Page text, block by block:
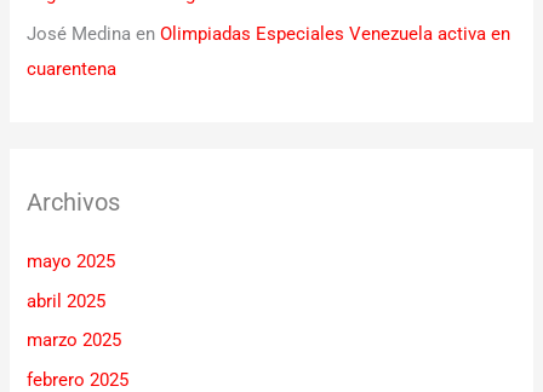
José Medina enOlimpiadas Especiales Venezuela activa en
cuarentena
Archivos
mayo 2025
abril 2025
marzo 2025
febrero 2025